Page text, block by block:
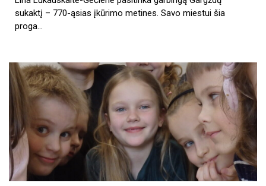
sukaktį – 770-ąsias įkūrimo metines. Savo miestui šia
proga…